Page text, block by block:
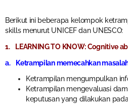
Berikut ini beberapa kelompok
skills menurut UNICEF dan UNESCO:
1. LEARNING TO KNOW: Cognitive
a. Ketrampilan memecahkan
Ketrampilan mengumpulkan
Ketrampilan mengevaluasi
keputusan yang dilakukan